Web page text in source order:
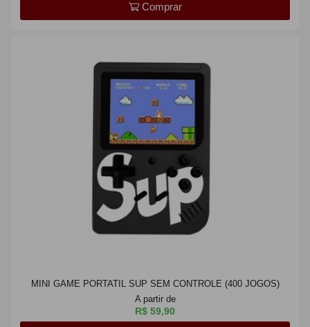
Comprar
MINI GAME PORTATIL SUP SEM CONTROLE (400 JOGOS)
A partir de
R$ 59,90